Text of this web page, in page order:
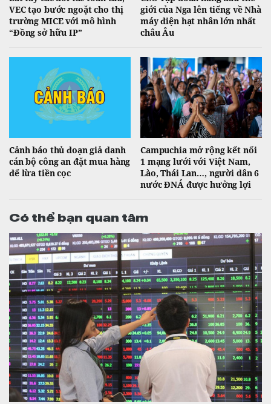
VEC tạo bước ngoặt cho thị
trường MICE với mô hình
“Đồng sở hữu IP”
giới của Nga lên tiếng về Nhà
máy điện hạt nhân lớn nhất
châu Âu
Cảnh báo thủ đoạn giả danh
cán bộ công an đặt mua hàng
để lừa tiền cọc
Campuchia mở rộng kết nối
1 mạng lưới với Việt Nam,
Lào, Thái Lan…, người dân 6
nước ĐNÁ được hưởng lợi
Có thể bạn quan tâm